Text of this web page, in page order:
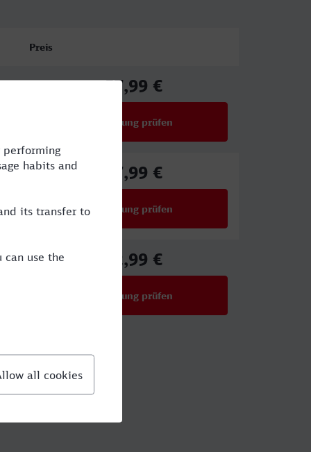
Preis
57,99 €
Verbindung prüfen
57,99 €
Verbindung prüfen
82,99 €
Verbindung prüfen